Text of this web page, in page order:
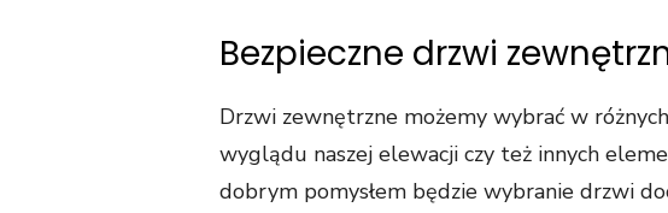
Bezpieczne drzwi
Drzwi zewnętrzne możemy wybrać w
wyglądu naszej elewacji czy też innych
dobrym pomysłem będzie wybranie drzwi